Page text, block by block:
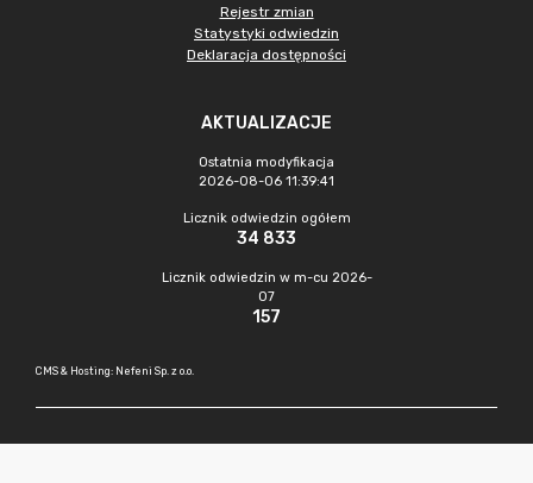
Rejestr zmian
Statystyki odwiedzin
Deklaracja dostępności
AKTUALIZACJE
Ostatnia modyfikacja
2026-08-06 11:39:41
Licznik odwiedzin ogółem
34 833
Licznik odwiedzin w m-cu 2026-
07
157
CMS & Hosting: Nefeni Sp. z o.o.